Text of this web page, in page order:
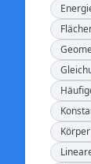
Körper